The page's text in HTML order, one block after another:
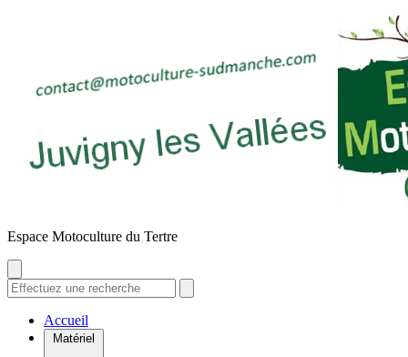
Espace Motoculture du Tertre
Accueil
Matériel